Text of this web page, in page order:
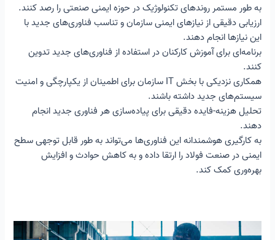
به طور مستمر روندهای تکنولوژیک در حوزه ایمنی صنعتی را رصد کنند.
ارزیابی دقیقی از نیازهای ایمنی سازمان و تناسب فناوری‌های جدید با
این نیازها انجام دهند.
برنامه‌ای برای آموزش کارکنان در استفاده از فناوری‌های جدید تدوین
کنند.
همکاری نزدیکی با بخش IT سازمان برای اطمینان از یکپارچگی و امنیت
سیستم‌های جدید داشته باشند.
تحلیل هزینه-فایده دقیقی برای پیاده‌سازی هر فناوری جدید انجام
دهند.
به کارگیری هوشمندانه این فناوری‌ها می‌تواند به طور قابل توجهی سطح
ایمنی در صنعت فولاد را ارتقا داده و به کاهش حوادث و افزایش
بهره‌وری کمک کند.